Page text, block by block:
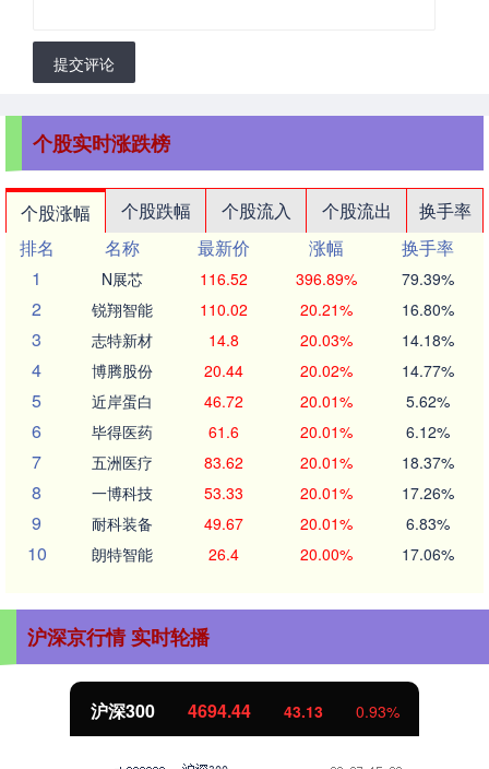
提交评论
个股实时涨跌榜
个股涨幅 个股跌幅 个股流入 个股流出
换手率
排名
名称 最新价 涨幅
换手率
1
N展芯 116.52 396.89% 79.39%
2 锐翔智能 110.02 20.21% 16.80%
3 志特新材 14.8 20.03% 14.18%
4 博腾股份 20.44 20.02% 14.77%
5 近岸蛋白 46.72 20.01% 5.62%
6 毕得医药 61.6 20.01% 6.12%
7 五洲医疗 83.62 20.01% 18.37%
8 一博科技 53.33 20.01% 17.26%
9 耐科装备 49.67 20.01% 6.83%
10 朗特智能 26.4 20.00% 17.06%
沪深京行情 实时轮播
北证50 1134.24 11.37 1.01%